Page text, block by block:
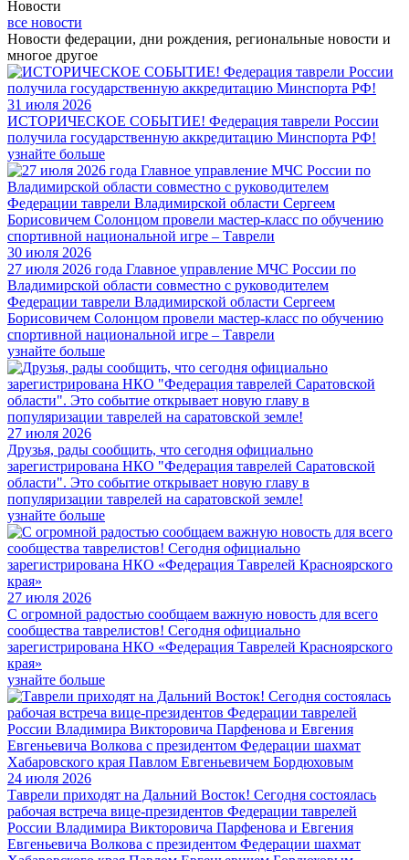
Новости
все новости
Новости федерации, дни рождения, региональные новости и
многое другое
31 июля 2026
ИСТОРИЧЕСКОЕ СОБЫТИЕ! Федерация таврели России
получила государственную аккредитацию Минспорта РФ!
узнайте больше
30 июля 2026
27 июля 2026 года Главное управление МЧС России по
Владимирской области совместно с руководителем
Федерации таврели Владимирской области Сергеем
Борисовичем Солонцом провели мастер-класс по обучению
спортивной национальной игре – Таврели
узнайте больше
27 июля 2026
Друзья, рады сообщить, что сегодня официально
зарегистрирована НКО "Федерация таврелей Саратовской
области". Это событие открывает новую главу в
популяризации таврелей на саратовской земле!
узнайте больше
27 июля 2026
С огромной радостью сообщаем важную новость для всего
сообщества таврелистов! Сегодня официально
зарегистрирована НКО «Федерация Таврелей Красноярского
края»
узнайте больше
24 июля 2026
Таврели приходят на Дальний Восток! Сегодня состоялась
рабочая встреча вице-президентов Федерации таврелей
России Владимира Викторовича Парфенова и Евгения
Евгеньевича Волкова с президентом Федерации шахмат